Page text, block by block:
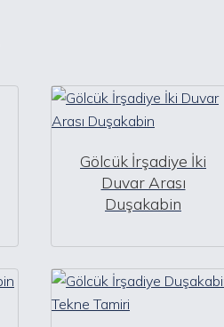
Gölcük İrşadiye İki
Duvar Arası
Duşakabin